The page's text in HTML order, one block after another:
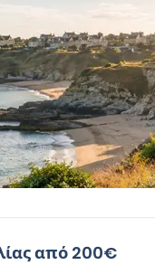
από 200€